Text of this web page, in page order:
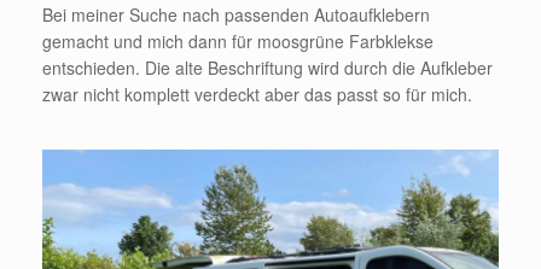
Bei meiner Suche nach passenden Autoaufklebern
gemacht und mich dann für moosgrüne Farbklekse
entschieden. Die alte Beschriftung wird durch die Aufkleber
zwar nicht komplett verdeckt aber das passt so für mich.